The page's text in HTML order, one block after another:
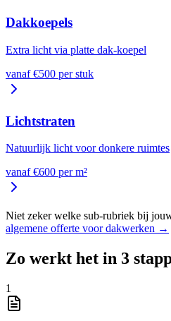
Dakkoepels
Extra licht via platte dak-koepel
vanaf €500 perstuk
Lichtstraten
Natuurlijk licht voor donkere ruimtes
vanaf €600 perm²
Niet zeker welke sub-rubriek bij
algemene offerte voordakwerken →
Zo werkt het in 3
1